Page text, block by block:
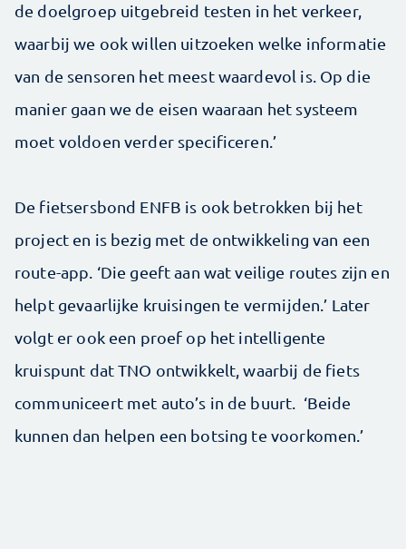
de doelgroep uitgebreid testen in het verkeer,
waarbij we ook willen uitzoeken welke informatie
van de sensoren het meest waardevol is. Op die
manier gaan we de eisen waaraan het systeem
moet voldoen verder specificeren.’
De fietsersbond ENFB is ook betrokken bij het
project en is bezig met de ontwikkeling van een
route-app. ‘Die geeft aan wat veilige routes zijn en
helpt gevaarlijke kruisingen te vermijden.’ Later
volgt er ook een proef op het intelligente
kruispunt dat TNO ontwikkelt, waarbij de fiets
communiceert met auto’s in de buurt. ‘Beide
kunnen dan helpen een botsing te voorkomen.’